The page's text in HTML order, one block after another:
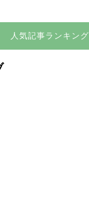
人気記事ランキング